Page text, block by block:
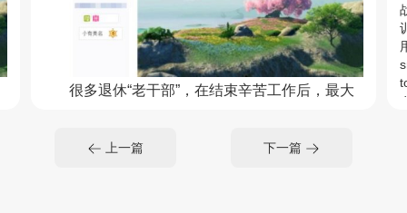
很多退休“老干部”，在结束辛苦工作后，最大
完全涵盖了这些。甚至很多玩家已经把钓鱼当作了
上一篇 下一篇